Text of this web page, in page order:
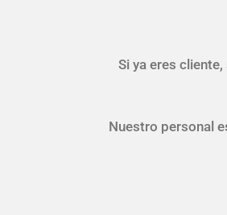
Si ya eres
Nuestro personal